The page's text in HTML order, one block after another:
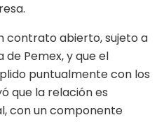
contrato abierto, sujeto a
Pemex, y que el
puntualmente con los
que la relación es
con un componente